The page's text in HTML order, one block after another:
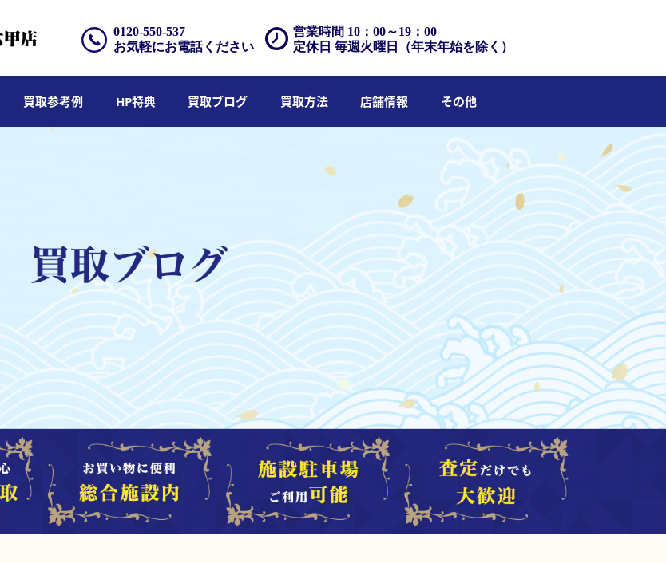
営業時間 10：00～19：00
定休日 毎週火曜日（年末年始を除く）
0120-550-537
お気軽にお電話ください
買取参考例 HP特典 買取ブログ 買取方法 店舗情報 その他